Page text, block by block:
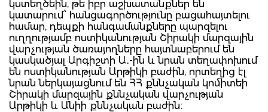
կստեղծեին, թե իբր աշխատանքներ են
կատարում՝ հանցագործությունը բացահայտելու
համար, դեպքի հանգամանքները պարզելու
ուղղությամբ ոստիկանության Շիրակի մարզային
վարչության ծառայողները հայտնաբերում են
կասկածյալ Արգիշտի Ա․-ին և նրան տեղափոխում
են ոստիկանության Արթիկի բաժին, որտեղից էլ
նրան ներկայացնում են ՀՀ քննչական կոմիտեի
Շիրակի մարզային քննչական վարչության
Արթիկի և Անիի քննչական բաժին։